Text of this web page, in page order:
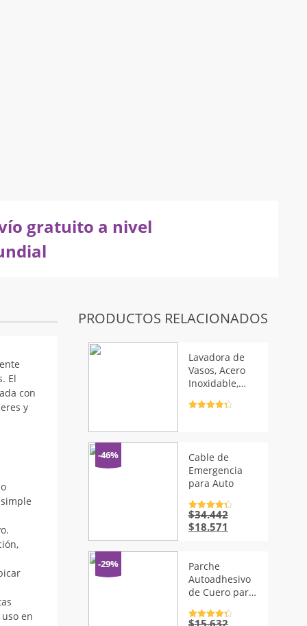
gratuito a nivel
El
con
y
en
PRODUCTOS RELACIONADOS
Lavadora de
Vasos, Acero
Inoxidable,
-46%
Cable de
Emergencia
para Auto
Valorado
con4.5de
5
$34.442
El
era:
$34.442.
$18.571
$18.571.
-29%
Parche
Autoadhesivo
de Cuero para
Sofá
Valorado
$15.632